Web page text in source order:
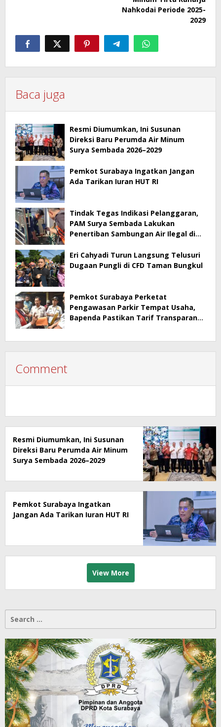
Nahkodai Periode 2025-
2029
Baca juga
Resmi Diumumkan, Ini Susunan
Direksi Baru Perumda Air Minum
Surya Sembada 2026–2029
Pemkot Surabaya Ingatkan Jangan
Ada Tarikan Iuran HUT RI
Tindak Tegas Indikasi Pelanggaran,
PAM Surya Sembada Lakukan
Penertiban Sambungan Air Ilegal di
Eri Cahyadi Turun Langsung Telusuri
Dugaan Pungli di CFD Taman Bungkul
Pemkot Surabaya Perketat
Pengawasan Parkir Tempat Usaha,
Bapenda Pastikan Tarif Transparan
Comment
Resmi Diumumkan, Ini Susunan
Direksi Baru Perumda Air Minum
Surya Sembada 2026–2029
Pemkot Surabaya Ingatkan
Jangan Ada Tarikan Iuran HUT RI
View More
Search